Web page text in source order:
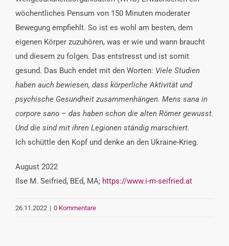
wöchentliches Pensum von 150 Minuten moderater
Bewegung empfiehlt. So ist es wohl am besten, dem
eigenen Körper zuzuhören, was er wie und wann braucht
und diesem zu folgen. Das entstresst und ist somit
gesund. Das Buch endet mit den Worten: Viele Studien
haben auch bewiesen, dass körperliche Aktivität und
psychische Gesundheit zusammenhängen. Mens sana in
corpore sano – das haben schon die alten Römer gewusst.
Und die sind mit ihren Legionen ständig marschiert.
Ich schüttle den Kopf und denke an den Ukraine-Krieg.
August 2022
Ilse M. Seifried, BEd, MA; https://www.i-m-seifried.at
26.11.2022 | 0 Kommentare